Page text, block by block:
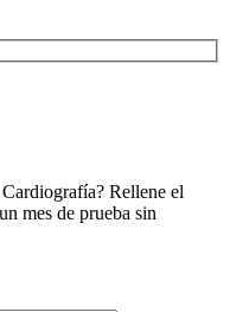
Rellene el
mes de prueba sin